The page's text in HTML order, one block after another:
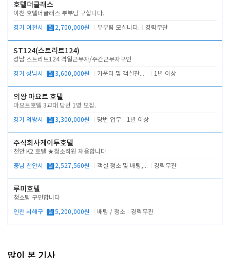
호텔더클래스
이천 호텔더클래스 부부팀 구합니다.
경기 이천시 월 2,700,000원 부부팀 모십니다. 경력무관
ST124(스트리트124)
성남 스트리트124 격일근무자/주간근무자구인
경기 성남시 월 3,600,000원 카운터 및 객실관리 전반 1년 이상
의왕 마요트 호텔
마요트호텔 3교대 당번 1명 모집.
경기 의왕시 월 3,300,000원 당번 업무 1년 이상
주식회사케이투호텔
천안 K2 호텔 ★청소직원 채용합니다.
충남 천안시 월 2,527,560원 객실 청소 및 배팅, 주변 시설 청소 경력무관
루미호텔
청소팀 구인합니다
인천 서해구 월 5,200,000원 배팅 / 청소 경력무관